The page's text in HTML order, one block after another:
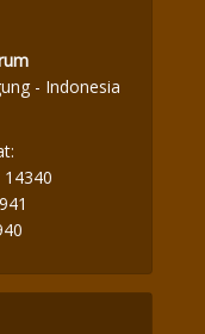
- Indonesia
14340